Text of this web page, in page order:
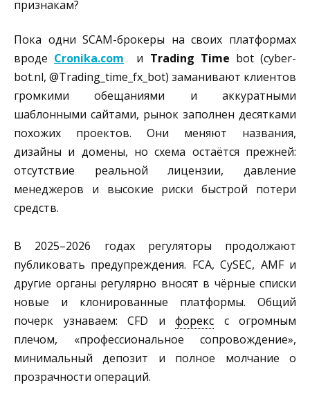
Пока одни SCAM-брокеры на своих платформах
вроде Cronika.com и Trading Time bot (cyber-
bot.nl, @Trading_time_fx_bot) заманивают клиентов
громкими обещаниями и аккуратными
шаблонными сайтами, рынок заполнен десятками
похожих проектов. Они меняют названия,
дизайны и домены, но схема остаётся прежней:
отсутствие реальной лицензии, давление
менеджеров и высокие риски быстрой потери
средств.
В 2025–2026 годах регуляторы продолжают
публиковать предупреждения. FCA, CySEC, AMF и
другие органы регулярно вносят в чёрные списки
новые и клонированные платформы. Общий
почерк узнаваем: CFD и форекс с огромным
плечом, «профессиональное сопровождение»,
минимальный депозит и полное молчание о
прозрачности операций.